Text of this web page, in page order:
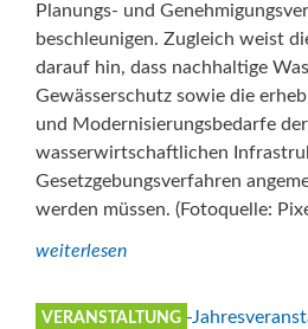
Planungs- und
beschleunigen. Zugleich weist
darauf hin, dass nachhaltige
Gewässerschutz sowie die
und Modernisierungsbedarfe der
wasserwirtschaftlichen
Gesetzgebungsverfahren
werden müssen. (Fotoquelle:
weiterlesen
VERANSTALTUNG